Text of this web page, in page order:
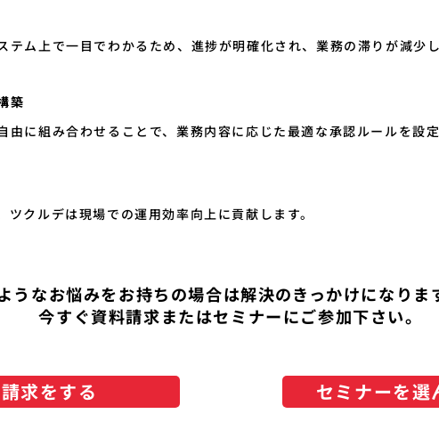
テム上で一目でわかるため、進捗が明確化され、業務の滞りが減少し
築
由に組み合わせることで、業務内容に応じた最適な承認ルールを設定
ツクルデは現場での運用効率向上に貢献します。
うなお悩みをお持ちの場合は解決のきっかけになりま
今すぐ資料請求またはセミナーにご参加下さい。
求をする セミナーを選